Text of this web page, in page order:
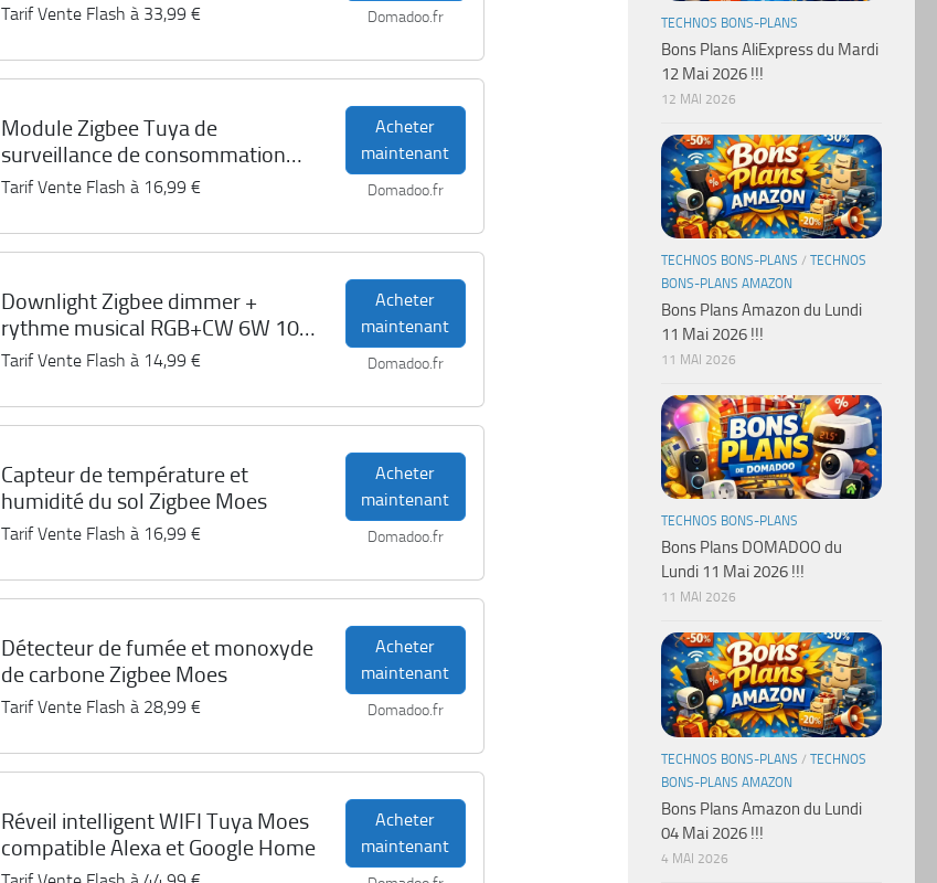
Tarif Vente Flash à 33,99 € Domadoo.fr
Module Zigbee Tuya de
surveillance de consommation
monophasé Moes
Tarif Vente Flash à 16,99 €
Acheter
maintenant
Domadoo.fr
Downlight Zigbee dimmer +
rythme musical RGB+CW 6W 10
cm Moes
Tarif Vente Flash à 14,99 €
Acheter
maintenant
Domadoo.fr
Capteur de température et
humidité du sol Zigbee Moes
Tarif Vente Flash à 16,99 €
Acheter
maintenant
Domadoo.fr
Détecteur de fumée et monoxyde
de carbone Zigbee Moes
Tarif Vente Flash à 28,99 €
Acheter
maintenant
Domadoo.fr
Réveil intelligent WIFI Tuya Moes
compatible Alexa et Google Home
Acheter
maintenant
TECHNOS BONS-PLANS
Bons Plans AliExpress du Mardi
12 Mai 2026 !!!
12 MAI 2026
TECHNOS BONS-PLANS / TECHNOS
BONS-PLANS AMAZON
Bons Plans Amazon du Lundi
11 Mai 2026 !!!
11 MAI 2026
TECHNOS BONS-PLANS
Bons Plans DOMADOO du
Lundi 11 Mai 2026 !!!
11 MAI 2026
TECHNOS BONS-PLANS / TECHNOS
BONS-PLANS AMAZON
Bons Plans Amazon du Lundi
04 Mai 2026 !!!
4 MAI 2026